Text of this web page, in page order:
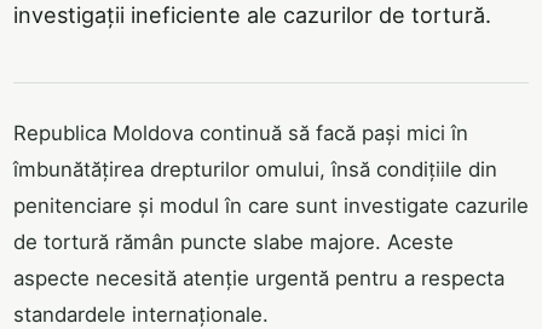
investigații ineficiente ale cazurilor de tortură.
Republica Moldova continuă să facă pași mici în
îmbunătățirea drepturilor omului, însă condițiile din
penitenciare și modul în care sunt investigate cazurile
de tortură rămân puncte slabe majore. Aceste
aspecte necesită atenție urgentă pentru a respecta
standardele internaționale.